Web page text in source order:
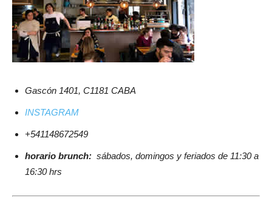
Gascón 1401, C1181 CABA
INSTAGRAM
+541148672549
horario brunch: sábados, domingos y feriados de 11:30 a
16:30 hrs